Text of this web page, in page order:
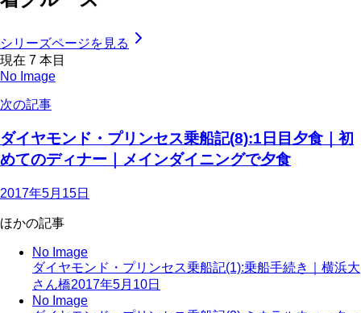
シリーズページを見る
現在 7 本目
No Image
次の記事
ダイヤモンド・プリンセス乗船記(8):1日目夕食｜初
めてのディナー｜メインダイニングで夕食
2017年5月15日
ほかの記事
No Image
ダイヤモンド・プリンセス乗船記(1):乗船手続き｜横浜大
さん橋2017年5月10日
No Image